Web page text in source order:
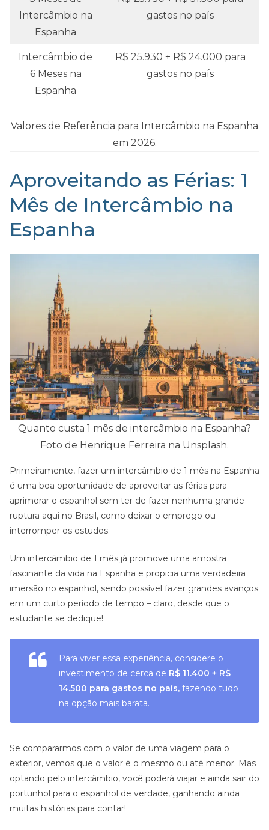
Intercâmbio na
Espanha
gastos no país
Intercâmbio de
6 Meses na
Espanha
R$ 25.930 + R$ 24.000 para
gastos no país
Valores de Referência para Intercâmbio na Espanha
em 2026.
Aproveitando as Férias: 1
Mês de Intercâmbio na
Espanha
Quanto custa 1 mês de intercâmbio na Espanha?
Foto de Henrique Ferreira na Unsplash.
Primeiramente, fazer um intercâmbio de 1 mês na Espanha
é uma boa oportunidade de aproveitar as férias para
aprimorar o espanhol sem ter de fazer nenhuma grande
ruptura aqui no Brasil, como deixar o emprego ou
interromper os estudos.
Um intercâmbio de 1 mês já promove uma amostra
fascinante da vida na Espanha e propicia uma verdadeira
imersão no espanhol, sendo possível fazer grandes avanços
em um curto período de tempo – claro, desde que o
estudante se dedique!
Para viver essa experiência, considere o
investimento de cerca de R$ 11.400 + R$
14.500 para gastos no país, fazendo tudo
na opção mais barata.
Se compararmos com o valor de uma viagem para o
exterior, vemos que o valor é o mesmo ou até menor. Mas
optando pelo intercâmbio, você poderá viajar e ainda sair do
portunhol para o espanhol de verdade, ganhando ainda
muitas histórias para contar!